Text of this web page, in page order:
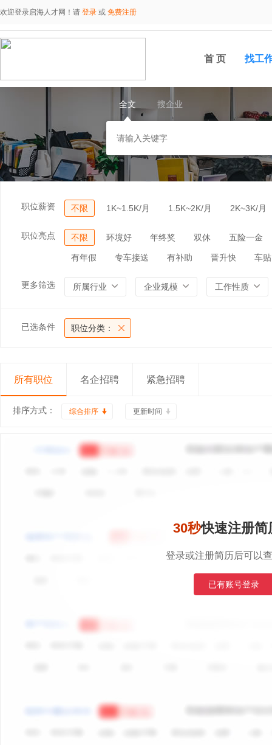
欢迎登录启海人才网！请 登录 或 免费注册
首 页 找工
全文 搜企业
职位薪资 不限 1K~1.5K/月 1.5K~2K/月 2K~3K/月
职位亮点 不限 环境好 年终奖 双休 五险一金
有年假 专车接送 有补助 晋升快 车贴
更多筛选 所属行业 企业规模 工作性质
已选条件 职位分类：
所有职位 名企招聘 紧急招聘
排序方式： 综合排序 更新时间
30秒快速注册简
登录或注册简历后可以
已有账号登录